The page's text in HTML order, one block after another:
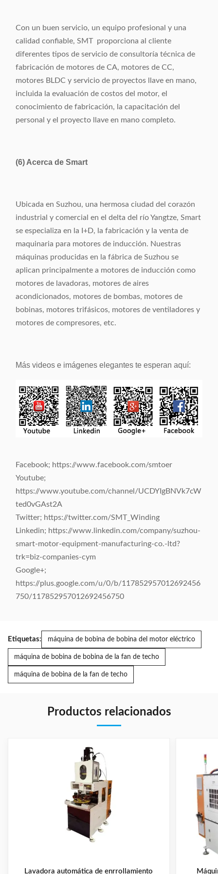
Con un buen servicio, un equipo profesional y una
calidad confiable, SMT proporciona al cliente
diferentes tipos de servicio de consultoría técnica de
fabricación de motores de CA, motores de CC,
motores BLDC y servicio de proyectos llave en mano,
incluida la evaluación de costos del motor, el
conocimiento de fabricación, la capacitación del
personal y el proyecto llave en mano completo.
(6) Acerca de Smart
Ubicada en Suzhou, una hermosa ciudad del corazón
industrial y comercial en el delta del río Yangtze, Smart
se especializa en la I+D, la fabricación y la venta de
maquinaria para motores de inducción. Nuestras
máquinas producidas en la fábrica de Suzhou se
aplican principalmente a motores de inducción como
motores de lavadoras, motores de aires
acondicionados, motores de bombas, motores de
bobinas, motores trifásicos, motores de ventiladores y
motores de compresores, etc.
Más videos e imágenes elegantes te esperan aquí:
Facebook; https://www.facebook.com/smtoer
Youtube;
https://www.youtube.com/channel/UCDYIgBNVk7cW
ted0vGAst2A
Twitter; https://twitter.com/SMT_Winding
Linkedin; https://www.linkedin.com/company/suzhou-
smart-motor-equipment-manufacturing-co.-ltd?
trk=biz-companies-cym
Google+;
https://plus.google.com/u/0/b/117852957012692456
750/117852957012692456750
Etiquetas: máquina de bobina de bobina del motor eléctrico
máquina de bobina de bobina de la fan de techo
máquina de bobina de la fan de techo
Productos relacionados
Lavadora automática de enrrollamiento